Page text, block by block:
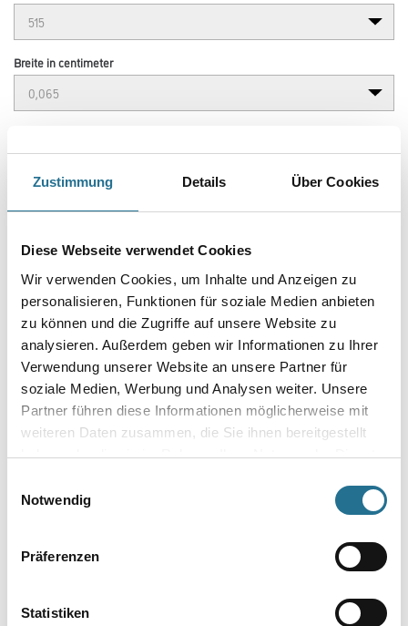
Zustimmung Details Über Cookies
Diese Webseite verwendet Cookies
Wir verwenden Cookies, um Inhalte und Anzeigen zu
personalisieren, Funktionen für soziale Medien anbieten
zu können und die Zugriffe auf unsere Website zu
analysieren. Außerdem geben wir Informationen zu Ihrer
Verwendung unserer Website an unsere Partner für
soziale Medien, Werbung und Analysen weiter. Unsere
Partner führen diese Informationen möglicherweise mit
weiteren Daten zusammen, die Sie ihnen bereitgestellt
haben oder die sie im Rahmen Ihrer Nutzung der Dienste
Notwendig
Präferenzen
Statistiken
Breite in centimeter
Umrechnungsfaktoren
VIELLEICHT GEFÄLLT IHNEN AUCH...